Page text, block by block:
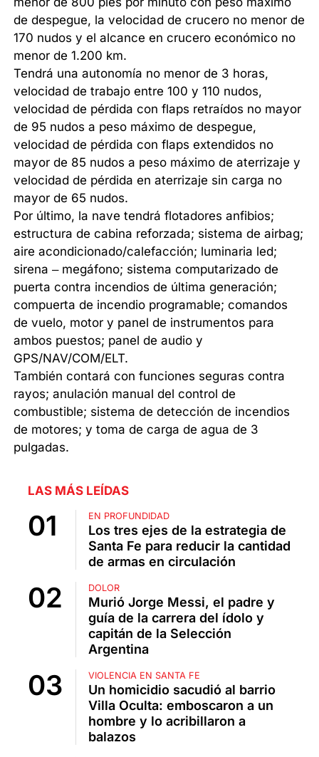
de despegue, la velocidad de crucero no menor de
170 nudos y el alcance en crucero económico no
menor de 1.200 km.
Tendrá una autonomía no menor de 3 horas,
velocidad de trabajo entre 100 y 110 nudos,
velocidad de pérdida con flaps retraídos no mayor
de 95 nudos a peso máximo de despegue,
velocidad de pérdida con flaps extendidos no
mayor de 85 nudos a peso máximo de aterrizaje y
velocidad de pérdida en aterrizaje sin carga no
mayor de 65 nudos.
Por último, la nave tendrá flotadores anfibios;
estructura de cabina reforzada; sistema de airbag;
aire acondicionado/calefacción; luminaria led;
sirena – megáfono; sistema computarizado de
puerta contra incendios de última generación;
compuerta de incendio programable; comandos
de vuelo, motor y panel de instrumentos para
ambos puestos; panel de audio y
GPS/NAV/COM/ELT.
También contará con funciones seguras contra
rayos; anulación manual del control de
combustible; sistema de detección de incendios
de motores; y toma de carga de agua de 3
pulgadas.
LAS MÁS LEÍDAS
EN PROFUNDIDAD
Los tres ejes de la estrategia de
Santa Fe para reducir la cantidad
de armas en circulación
DOLOR
Murió Jorge Messi, el padre y
guía de la carrera del ídolo y
capitán de la Selección
Argentina
VIOLENCIA EN SANTA FE
Un homicidio sacudió al barrio
Villa Oculta: emboscaron a un
hombre y lo acribillaron a
balazos